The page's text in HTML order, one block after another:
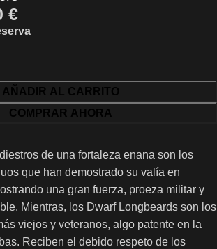
€
AÑADIR AL CARRITO
COMPRAR AHORA
de una fortaleza enana son los
que han demostrado su valía en
una gran fuerza, proeza militar y
Mientras, los Dwarf Longbeards son los
viejos y veteranos, algo patente en la
Reciben el debido respeto de los